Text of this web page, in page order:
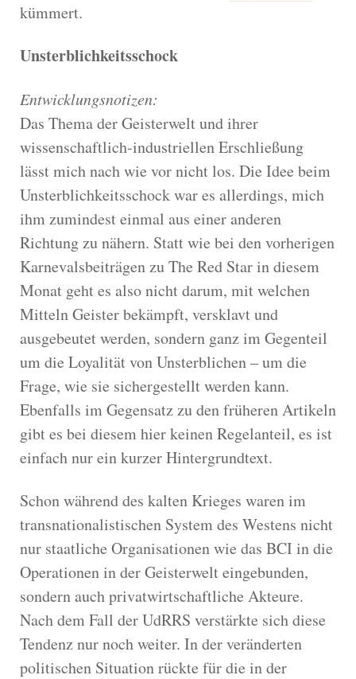
kümmert.
Unsterblichkeitsschock
Entwicklungsnotizen:
Das Thema der Geisterwelt und ihrer
wissenschaftlich-industriellen Erschließung
lässt mich nach wie vor nicht los. Die Idee beim
Unsterblichkeitsschock war es allerdings, mich
ihm zumindest einmal aus einer anderen
Richtung zu nähern. Statt wie bei den vorherigen
Karnevalsbeiträgen zu The Red Star in diesem
Monat geht es also nicht darum, mit welchen
Mitteln Geister bekämpft, versklavt und
ausgebeutet werden, sondern ganz im Gegenteil
um die Loyalität von Unsterblichen – um die
Frage, wie sie sichergestellt werden kann.
Ebenfalls im Gegensatz zu den früheren Artikeln
gibt es bei diesem hier keinen Regelanteil, es ist
einfach nur ein kurzer Hintergrundtext.
Schon während des kalten Krieges waren im
transnationalistischen System des Westens nicht
nur staatliche Organisationen wie das BCI in die
Operationen in der Geisterwelt eingebunden,
sondern auch privatwirtschaftliche Akteure.
Nach dem Fall der UdRRS verstärkte sich diese
Tendenz nur noch weiter. In der veränderten
politischen Situation rückte für die in der